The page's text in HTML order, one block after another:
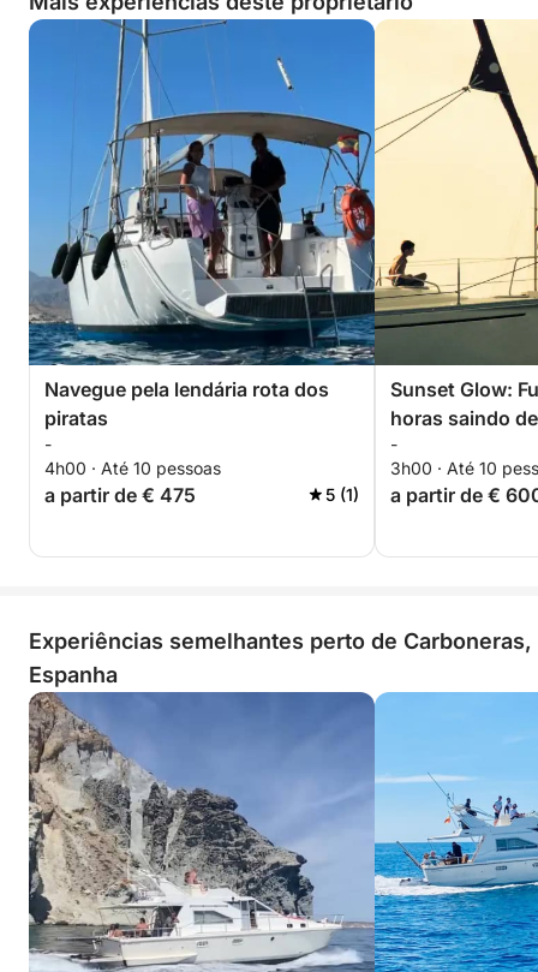
Navegue pela lendária rota dos
piratas
-
4h00 · Até 10 pessoas
a partir de € 475 5 (1)
Sunset Glow:
horas saindo
-
3h00 · Até 10
a partir de €
Experiências semelhantes perto de Carboneras,
Espanha